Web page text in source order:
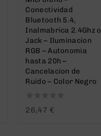
Conectividad
Bluetooth 5.4,
Inalmabrica 2.4Ghz o
Jack – Iluminacion
RGB – Autonomia
hasta 20h –
Cancelacion de
Ruido – Color Negro
0
26,47 €